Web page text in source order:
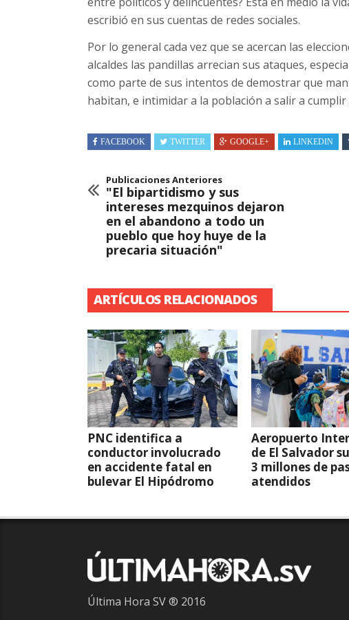
escribió en sus cuentas de redes sociales.
Por lo general cada vez que se acercan las
alcaldes las pandillas arrecian sus ataques,
como parte de sus intentos de demostrar que
habitan, e intimidar a la población a salir a
FACEBOOK TWITTER GOOGLE+ LINKEDIN
Publicaciones Anteriores
"El bipartidismo y sus
intereses mezquinos dejaron
en el abandono a todo un
pueblo que hoy huye de la
precaria situación"
ARTÍCULOS RELACIONADOS
PNC identifica a
conductor involucrado
en accidente fatal en
bulevar El Hipódromo
Aeropuerto
de El Salvador
3 millones de
atendidos
Última Hora SV ® 2016